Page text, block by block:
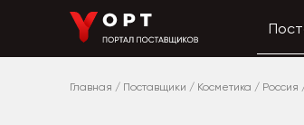
Главная / Поставщики / Косметика / Россия